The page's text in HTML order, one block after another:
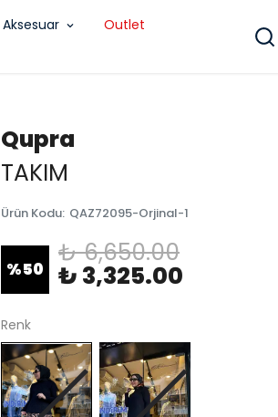
Aksesuar
Outlet
Qupra
TAKIM
Ürün Kodu: QAZ72095-Orjinal-1
%50
₺ 6,650.00
₺ 3,325.00
Renk